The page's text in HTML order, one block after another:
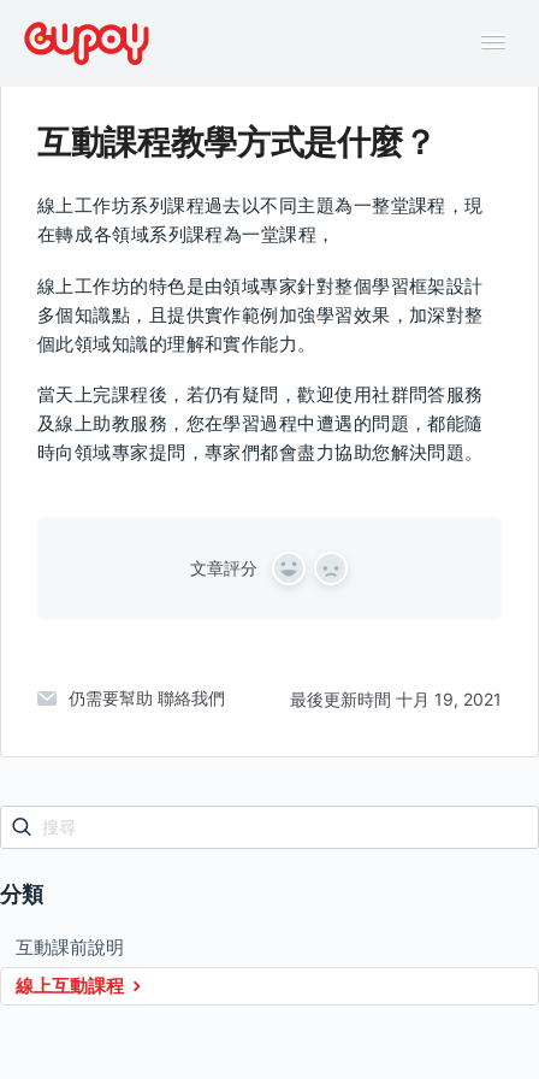
幫助中心
AI主題馬拉松FAQ
線上互動課程FAQ
互動課程教學方式是什麼？
線上工作坊系列課程過去以不同主題為一整堂課程，現
在轉成各領域系列課程為一堂課程，
線上工作坊的特色是由領域專家針對整個學習框架設計
多個知識點，且提供實作範例加強學習效果，加深對整
個此領域知識的理解和實作能力。
當天上完課程後，若仍有疑問，歡迎使用社群問答服務
及線上助教服務，您在學習過程中遭遇的問題，都能隨
時向領域專家提問，專家們都會盡力協助您解決問題。
文章評分
Y
N
仍需要幫助 聯絡我們 最後更新時間 十月 19, 2021
分類
互動課前說明
線上互動課程